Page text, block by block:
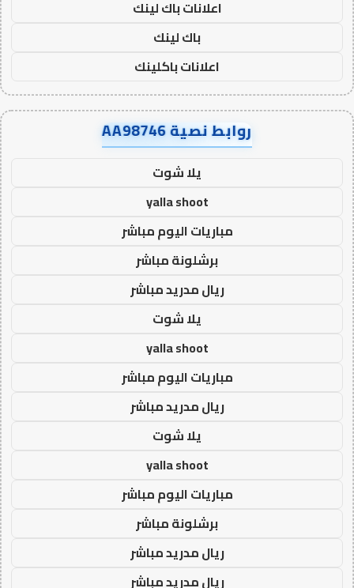
اعلانات باك لينك
باك لينك
اعلانات باكلينك
روابط نصية AA98746
يلا شوت
yalla shoot
مباريات اليوم مباشر
برشلونة مباشر
ريال مدريد مباشر
يلا شوت
yalla shoot
مباريات اليوم مباشر
ريال مدريد مباشر
يلا شوت
yalla shoot
مباريات اليوم مباشر
برشلونة مباشر
ريال مدريد مباشر
ريال مدريد مباشر